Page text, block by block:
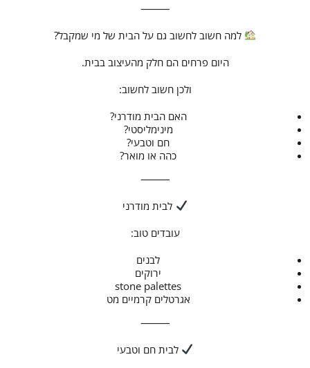
⸻
למה חשוב לחשוב גם על הבית של מי שמקבל?
היום פרחים הם חלק מהעיצוב בבית.
ולכן חשוב לחשוב:
האם הבית מודרני?
מינימליסטי?
חם וטבעי?
כהה או מואר?
⸻
לבית מודרני
עובדים טוב:
לבנים
ירוקים
stone palettes
אגרטלים קרמיים מט
⸻
לבית חם וטבעי